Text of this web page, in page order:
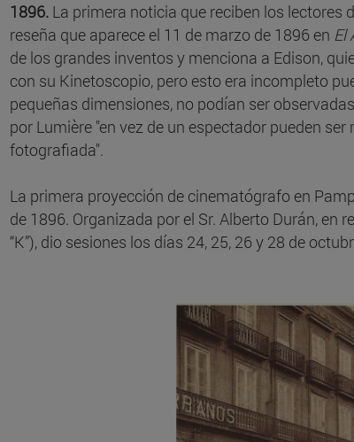
1896. La primera noticia que reciben los lectores
reseña que aparece el 11 de marzo de 1896 en El
de los grandes inventos y menciona a Edison,
con su Kinetoscopio, pero esto era incompleto
pequeñas dimensiones, no podían ser
por Lumière "en vez de un espectador pueden
fotografiada".
La primera proyección de cinematógrafo en
de 1896. Organizada por el Sr. Alberto Durán,
“K”), dio sesiones los días 24, 25, 26 y 28 de